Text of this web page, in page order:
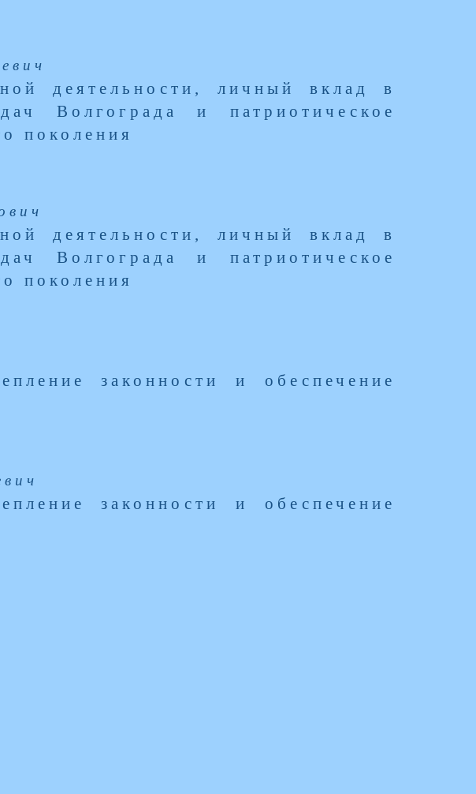
деятельности, личный вклад в
Волгограда и патриотическое
поколения
деятельности, личный вклад в
Волгограда и патриотическое
поколения
законности и обеспечение
законности и обеспечение